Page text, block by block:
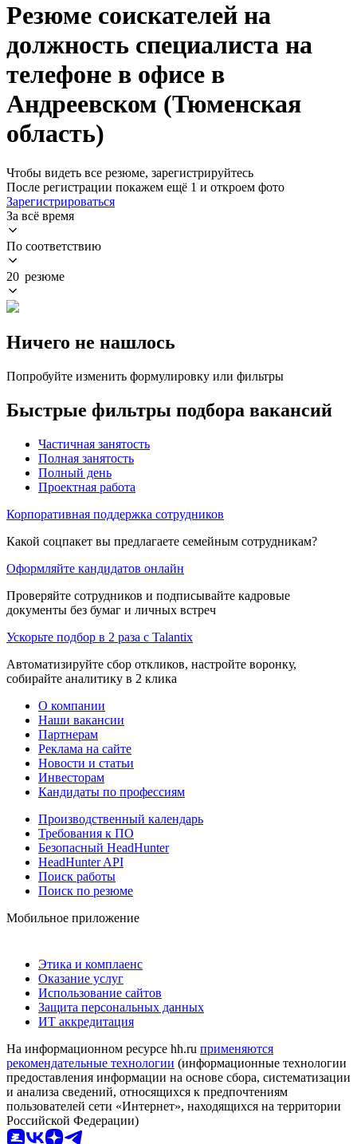
Резюме соискателей на
должность специалиста на
телефоне в офисе в
Андреевском (Тюменская
область)
Чтобы видеть все резюме, зарегистрируйтесь
После регистрации покажем ещё 1 и откроем фото
Зарегистрироваться
За всё время
По соответствию
20 резюме
Ничего не нашлось
Попробуйте изменить формулировку или фильтры
Быстрые фильтры подбора вакансий
Частичная занятость
Полная занятость
Полный день
Проектная работа
Корпоративная поддержка сотрудников
Какой соцпакет вы предлагаете семейным сотрудникам?
Оформляйте кандидатов онлайн
Проверяйте сотрудников и подписывайте кадровые
документы без бумаг и личных встреч
Ускорьте подбор в 2 раза с Talantix
Автоматизируйте сбор откликов, настройте воронку,
собирайте аналитику в 2 клика
О компании
Наши вакансии
Партнерам
Реклама на сайте
Новости и статьи
Инвесторам
Кандидаты по профессиям
Производственный календарь
Требования к ПО
Безопасный HeadHunter
HeadHunter API
Поиск работы
Поиск по резюме
Мобильное приложение
Этика и комплаенс
Оказание услуг
Использование сайтов
Защита персональных данных
ИТ аккредитация
На информационном ресурсе hh.ru применяются
рекомендательные технологии (информационные технологии
предоставления информации на основе сбора, систематизации
и анализа сведений, относящихся к предпочтениям
пользователей сети «Интернет», находящихся на территории
Российской Федерации)